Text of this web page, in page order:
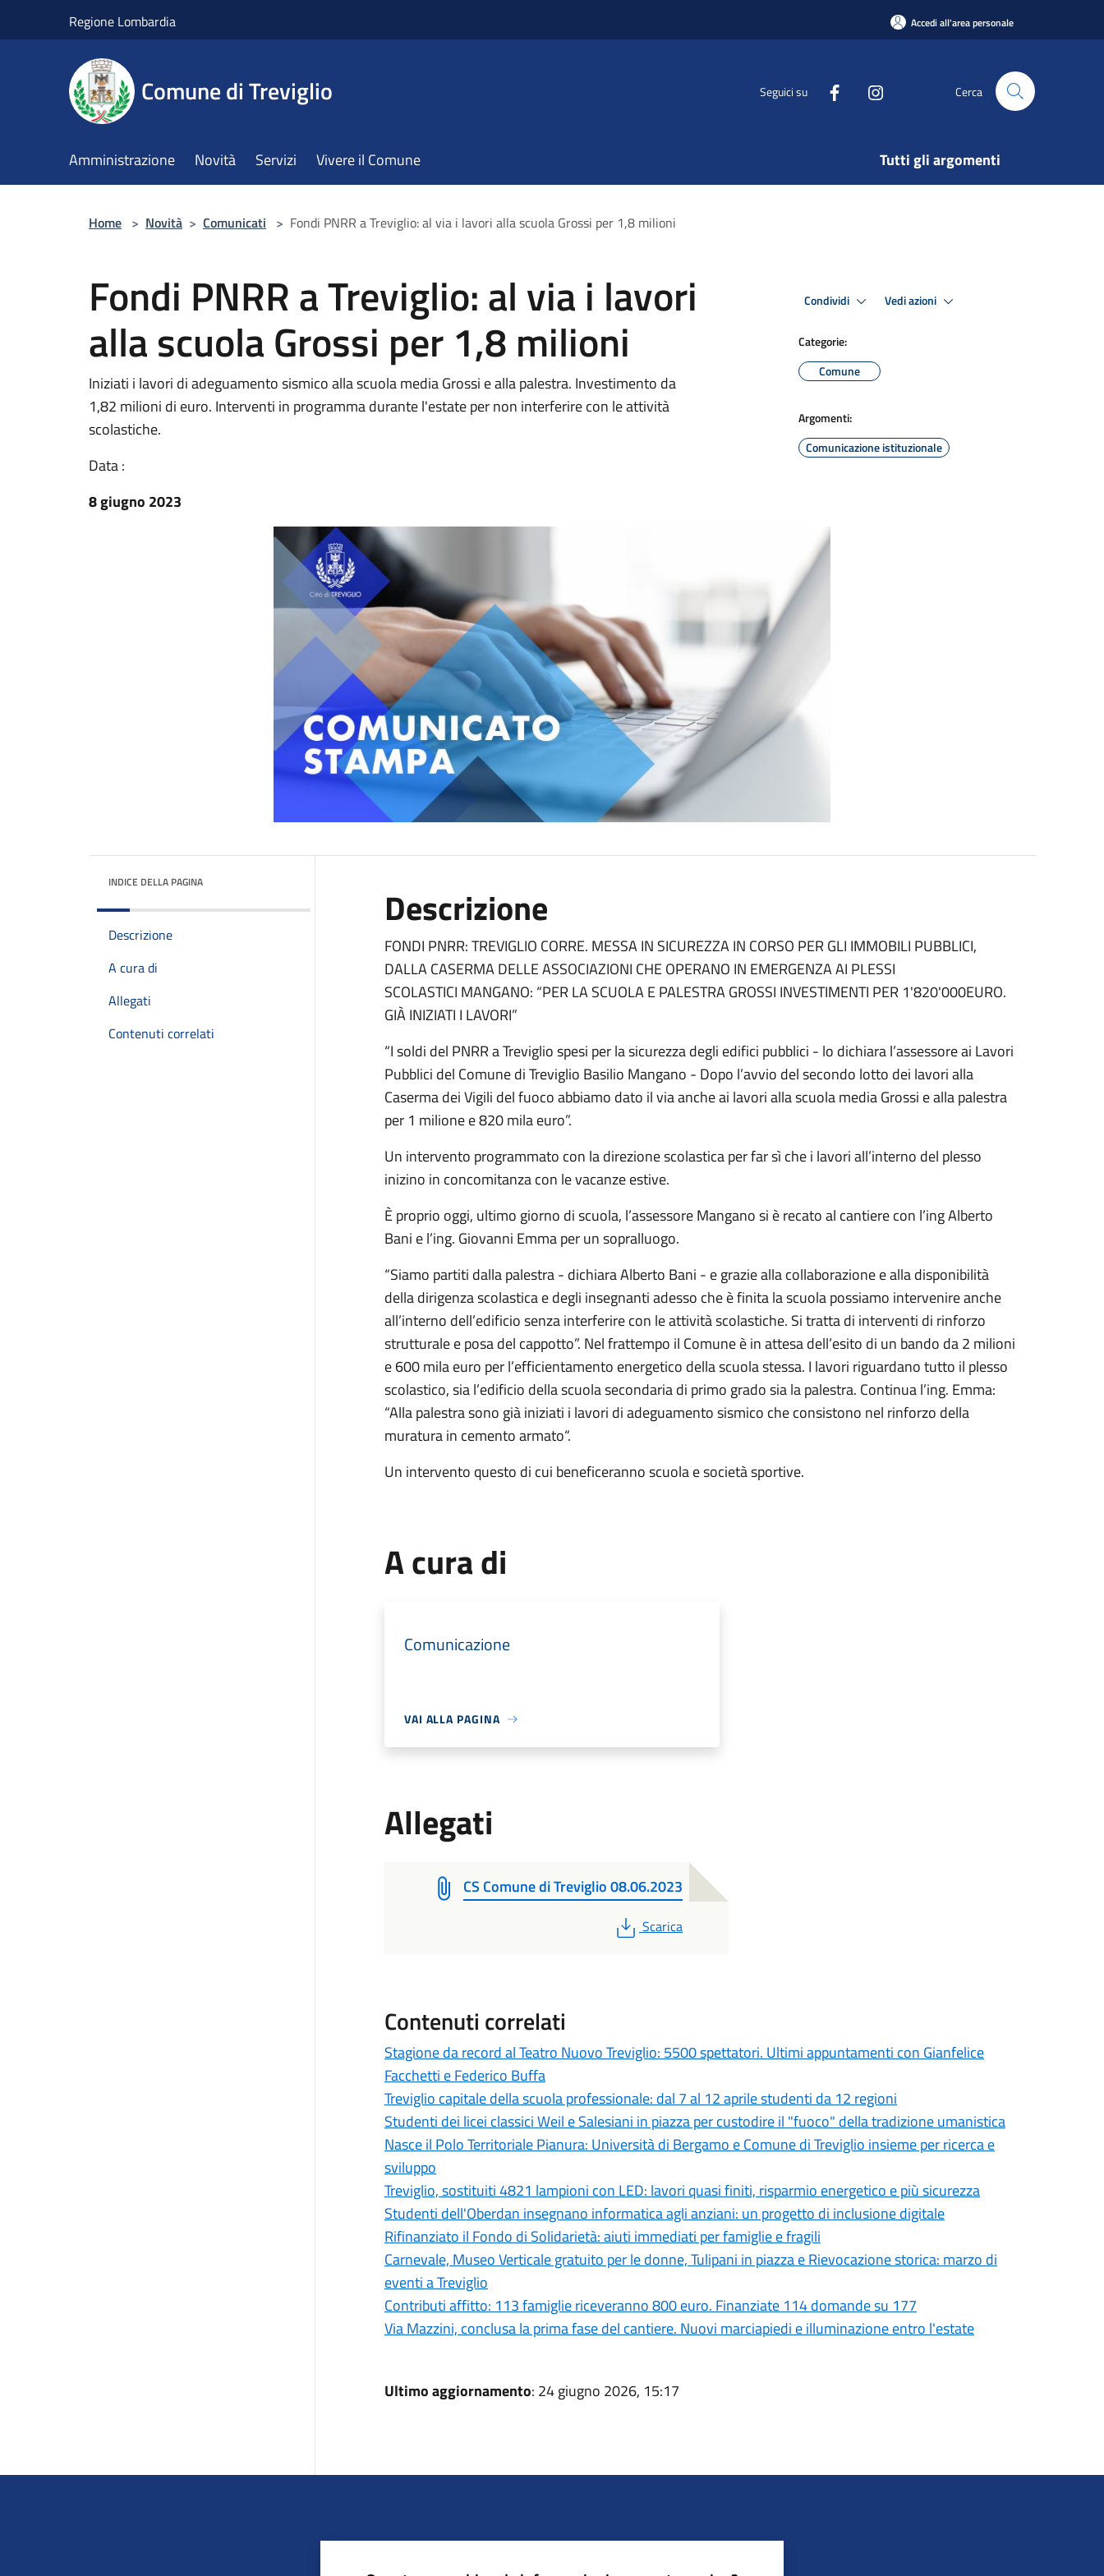
Regione Lombardia Accedi all'area personale
Comune di Treviglio Seguici su Cerca
Amministrazione Novità Servizi Vivere il Comune Tutti gli argomenti
Home > Novità > Comunicati > Fondi PNRR a Treviglio: al via i lavori alla scuola Grossi per 1,8 milioni
Fondi PNRR a Treviglio: al via i lavori
alla scuola Grossi per 1,8 milioni
Iniziati i lavori di adeguamento sismico alla scuola media Grossi e alla palestra. Investimento da
1,82 milioni di euro. Interventi in programma durante l'estate per non interferire con le attività
scolastiche.
Data :
8 giugno 2023
Condividi Vedi azioni
Categorie:
Comune
Argomenti:
Comunicazione istituzionale
INDICE DELLA PAGINA
Descrizione
A cura di
Allegati
Contenuti correlati
Descrizione
FONDI PNRR: TREVIGLIO CORRE. MESSA IN SICUREZZA IN CORSO PER GLI IMMOBILI PUBBLICI,
DALLA CASERMA DELLE ASSOCIAZIONI CHE OPERANO IN EMERGENZA AI PLESSI
SCOLASTICI MANGANO: “PER LA SCUOLA E PALESTRA GROSSI INVESTIMENTI PER 1'820'000EURO.
GIÀ INIZIATI I LAVORI”
“I soldi del PNRR a Treviglio spesi per la sicurezza degli edifici pubblici - lo dichiara l’assessore ai Lavori
Pubblici del Comune di Treviglio Basilio Mangano - Dopo l’avvio del secondo lotto dei lavori alla
Caserma dei Vigili del fuoco abbiamo dato il via anche ai lavori alla scuola media Grossi e alla palestra
per 1 milione e 820 mila euro”.
Un intervento programmato con la direzione scolastica per far sì che i lavori all’interno del plesso
inizino in concomitanza con le vacanze estive.
È proprio oggi, ultimo giorno di scuola, l’assessore Mangano si è recato al cantiere con l’ing Alberto
Bani e l’ing. Giovanni Emma per un sopralluogo.
“Siamo partiti dalla palestra - dichiara Alberto Bani - e grazie alla collaborazione e alla disponibilità
della dirigenza scolastica e degli insegnanti adesso che è finita la scuola possiamo intervenire anche
all’interno dell’edificio senza interferire con le attività scolastiche. Si tratta di interventi di rinforzo
strutturale e posa del cappotto”. Nel frattempo il Comune è in attesa dell’esito di un bando da 2 milioni
e 600 mila euro per l’efficientamento energetico della scuola stessa. I lavori riguardano tutto il plesso
scolastico, sia l’edificio della scuola secondaria di primo grado sia la palestra. Continua l’ing. Emma:
“Alla palestra sono già iniziati i lavori di adeguamento sismico che consistono nel rinforzo della
muratura in cemento armato“.
Un intervento questo di cui beneficeranno scuola e società sportive.
A cura di
Comunicazione
VAI ALLA PAGINA
Allegati
CS Comune di Treviglio 08.06.2023
PDF
Scarica
Contenuti correlati
Stagione da record al Teatro Nuovo Treviglio: 5500 spettatori. Ultimi appuntamenti con Gianfelice
Facchetti e Federico Buffa
Treviglio capitale della scuola professionale: dal 7 al 12 aprile studenti da 12 regioni
Studenti dei licei classici Weil e Salesiani in piazza per custodire il "fuoco" della tradizione umanistica
Nasce il Polo Territoriale Pianura: Università di Bergamo e Comune di Treviglio insieme per ricerca e
sviluppo
Treviglio, sostituiti 4821 lampioni con LED: lavori quasi finiti, risparmio energetico e più sicurezza
Studenti dell'Oberdan insegnano informatica agli anziani: un progetto di inclusione digitale
Rifinanziato il Fondo di Solidarietà: aiuti immediati per famiglie e fragili
Carnevale, Museo Verticale gratuito per le donne, Tulipani in piazza e Rievocazione storica: marzo di
eventi a Treviglio
Contributi affitto: 113 famiglie riceveranno 800 euro. Finanziate 114 domande su 177
Via Mazzini, conclusa la prima fase del cantiere. Nuovi marciapiedi e illuminazione entro l'estate
Ultimo aggiornamento: 24 giugno 2026, 15:17